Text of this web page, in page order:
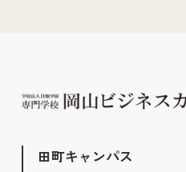
田町キャンパス